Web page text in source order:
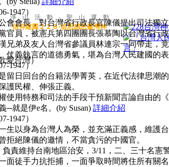
1947）
會會長，對台灣省行政長官陳儀提出司法獨
官員，被憲兵第四團團長張慕陶以台灣省行
兄弟及友人台灣省參議員林連宗一同帶走，竟
仗義執言的道德勇氣，堪為台灣人民建國的
1947）
留日回台的台籍法學菁英，在近代法律思潮
護民權、伸張正義。
使用特務和司法的手段干預新聞言論自由的
─就是伊e名。(by Susan) 詳細介紹
1947）
生以身為台灣人為榮，並充滿正義感，維護
拒絕陳儀的邀情，不當貪污的中國官。
負責維持台南地區治安，3/11，二、三十名憲
面徒手力抗拒捕，一面爭取時間將住所有關
淨 山 活 動 ‧ 聖 山 運 動
信仰建國２２８‧追思感恩臺灣神
愛台灣）